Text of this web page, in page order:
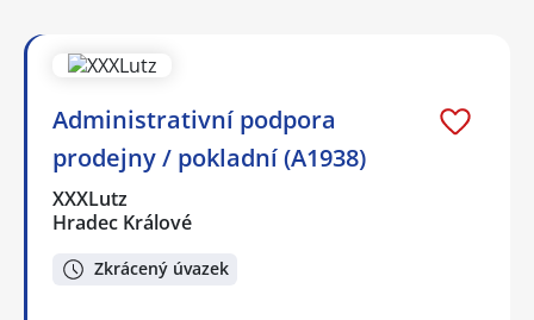
Administrativní podpora
prodejny / pokladní (A1938)
XXXLutz
Hradec Králové
Zkrácený úvazek